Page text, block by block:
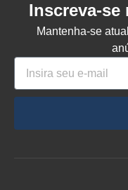
Inscreva-se
Mantenha-se